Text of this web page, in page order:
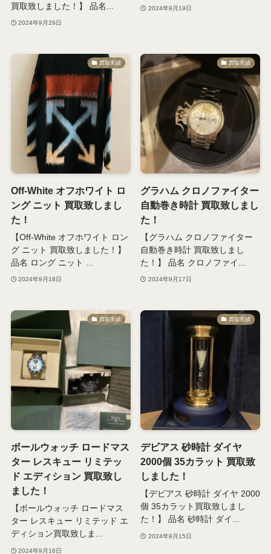
買取致しました！】 品名...
2024年9月29日
2024年9月19日
買取実績
Off-White オフホワイト ロ
ング ニット 買取致しまし
た！
【Off-White オフホワイト ロン
グ ニット 買取致しました！】
品名 ロング ニット ...
2024年9月18日
買取実績
グラハム クロノファイター
自動巻き時計 買取致しまし
た！
【グラハム クロノファイター
自動巻き時計 買取致しまし
た！】 品名 クロノファイ...
2024年9月17日
買取実績
ボールウォッチ ロードマス
ター レスキュー リミテッ
ド エディション 買取致し
ました！
【ボールウォッチ ロードマス
ター レスキュー リミテッド エ
ディション買取致しま...
2024年9月16日
買取実績
デビアス 砂時計 ダイヤ
2000個 35カラット 買取致
しました！
【デビアス 砂時計 ダイヤ 2000
個 35カラット買取致しまし
た！】 品名 砂時計 ダイ...
2024年9月15日